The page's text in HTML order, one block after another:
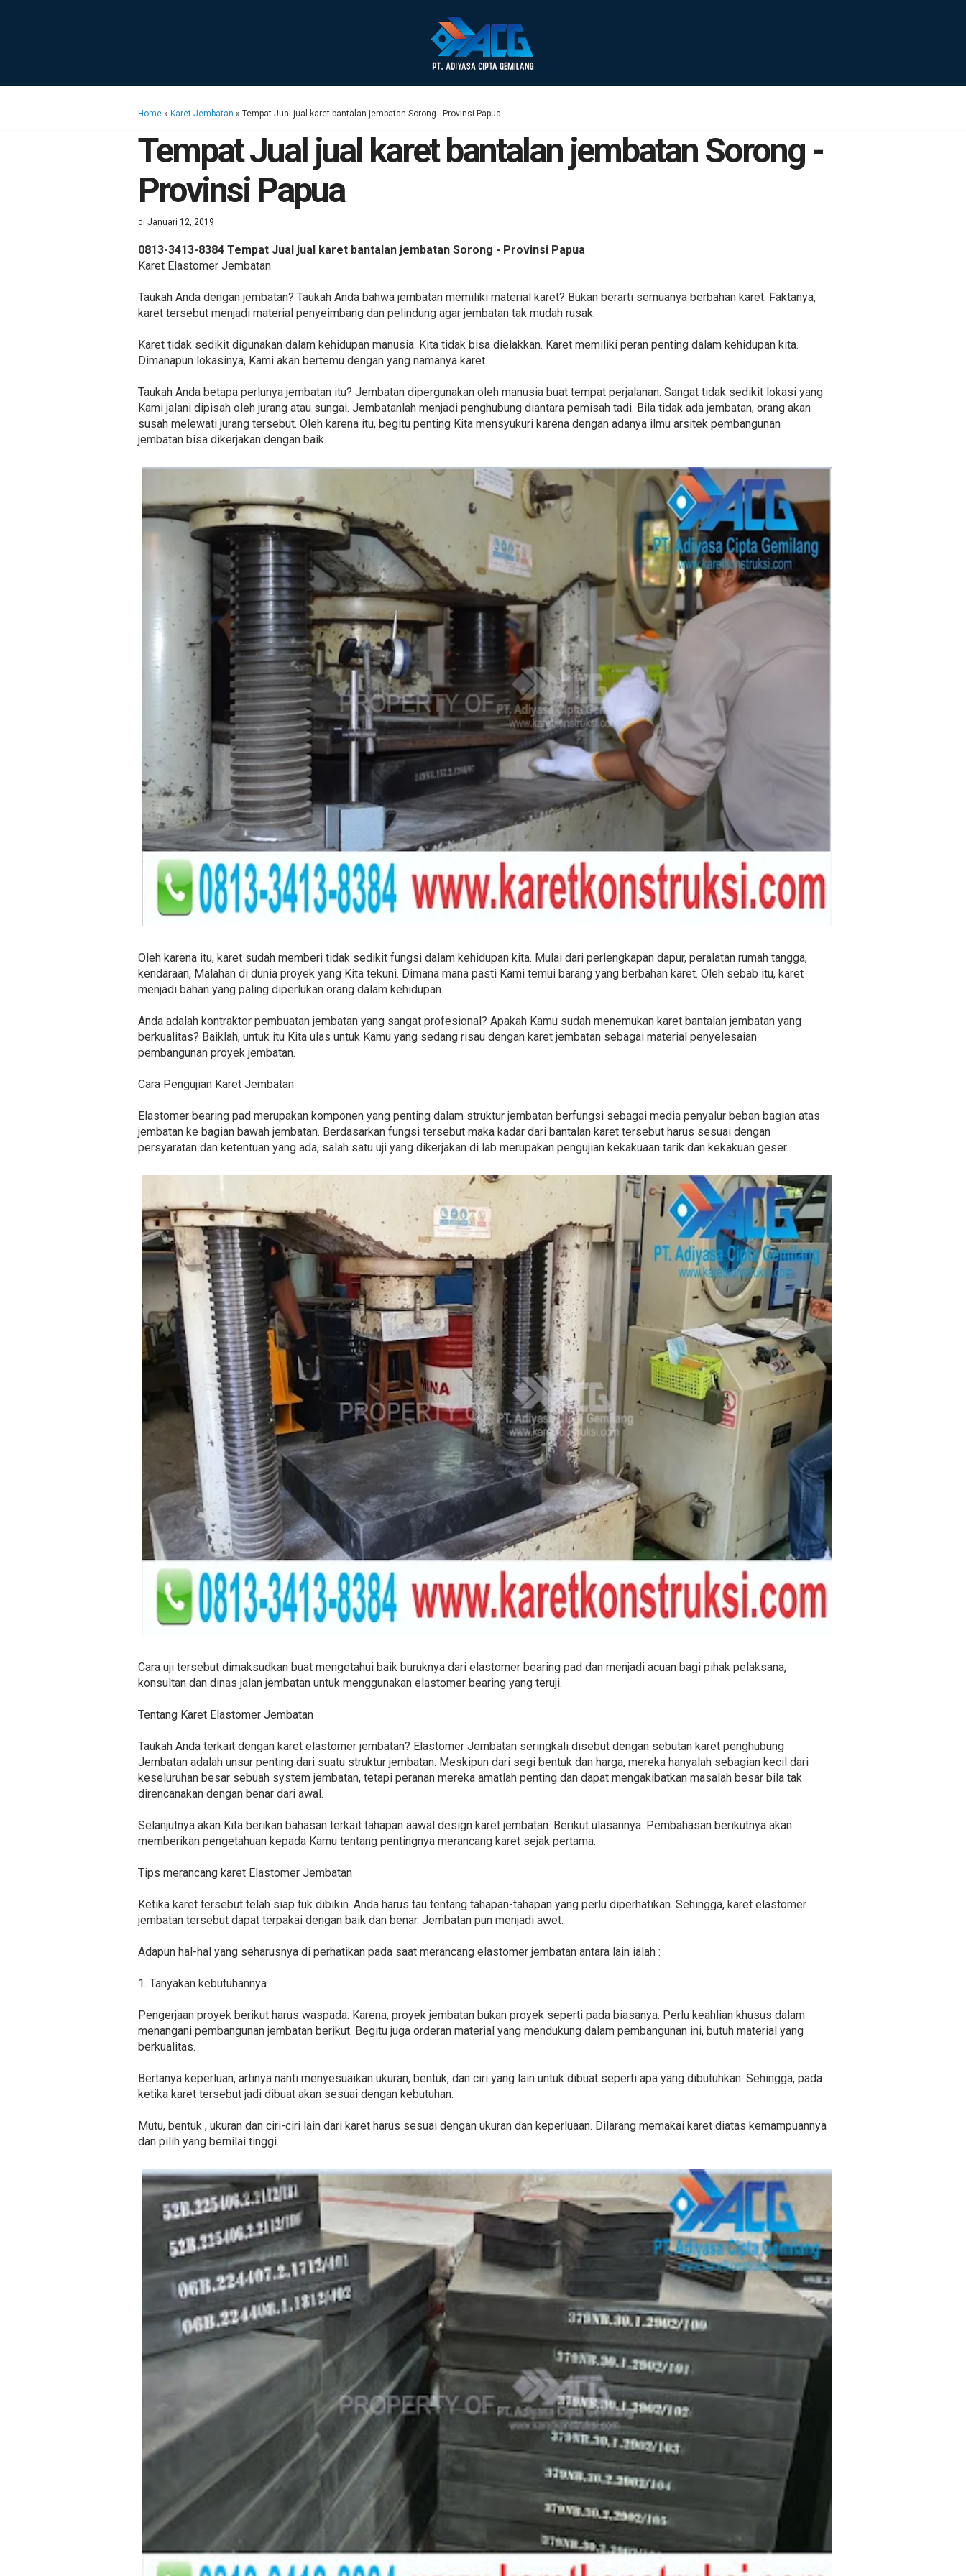
Home » Karet Jembatan » Tempat Jual jual karet bantalan jembatan Sorong - Provinsi Papua
Tempat Jual jual karet bantalan jembatan Sorong -
Provinsi Papua
di Januari 12, 2019
0813-3413-8384 Tempat Jual jual karet bantalan jembatan Sorong - Provinsi Papua
Karet Elastomer Jembatan
Taukah Anda dengan jembatan? Taukah Anda bahwa jembatan memiliki material karet? Bukan berarti semuanya berbahan karet. Faktanya,
karet tersebut menjadi material penyeimbang dan pelindung agar jembatan tak mudah rusak.
Karet tidak sedikit digunakan dalam kehidupan manusia. Kita tidak bisa dielakkan. Karet memiliki peran penting dalam kehidupan kita.
Dimanapun lokasinya, Kami akan bertemu dengan yang namanya karet.
Taukah Anda betapa perlunya jembatan itu? Jembatan dipergunakan oleh manusia buat tempat perjalanan. Sangat tidak sedikit lokasi yang
Kami jalani dipisah oleh jurang atau sungai. Jembatanlah menjadi penghubung diantara pemisah tadi. Bila tidak ada jembatan, orang akan
susah melewati jurang tersebut. Oleh karena itu, begitu penting Kita mensyukuri karena dengan adanya ilmu arsitek pembangunan
jembatan bisa dikerjakan dengan baik.
Oleh karena itu, karet sudah memberi tidak sedikit fungsi dalam kehidupan kita. Mulai dari perlengkapan dapur, peralatan rumah tangga,
kendaraan, Malahan di dunia proyek yang Kita tekuni. Dimana mana pasti Kami temui barang yang berbahan karet. Oleh sebab itu, karet
menjadi bahan yang paling diperlukan orang dalam kehidupan.
Anda adalah kontraktor pembuatan jembatan yang sangat profesional? Apakah Kamu sudah menemukan karet bantalan jembatan yang
berkualitas? Baiklah, untuk itu Kita ulas untuk Kamu yang sedang risau dengan karet jembatan sebagai material penyelesaian
pembangunan proyek jembatan.
Cara Pengujian Karet Jembatan
Elastomer bearing pad merupakan komponen yang penting dalam struktur jembatan berfungsi sebagai media penyalur beban bagian atas
jembatan ke bagian bawah jembatan. Berdasarkan fungsi tersebut maka kadar dari bantalan karet tersebut harus sesuai dengan
persyaratan dan ketentuan yang ada, salah satu uji yang dikerjakan di lab merupakan pengujian kekakuaan tarik dan kekakuan geser.
Cara uji tersebut dimaksudkan buat mengetahui baik buruknya dari elastomer bearing pad dan menjadi acuan bagi pihak pelaksana,
konsultan dan dinas jalan jembatan untuk menggunakan elastomer bearing yang teruji.
Tentang Karet Elastomer Jembatan
Taukah Anda terkait dengan karet elastomer jembatan? Elastomer Jembatan seringkali disebut dengan sebutan karet penghubung
Jembatan adalah unsur penting dari suatu struktur jembatan. Meskipun dari segi bentuk dan harga, mereka hanyalah sebagian kecil dari
keseluruhan besar sebuah system jembatan, tetapi peranan mereka amatlah penting dan dapat mengakibatkan masalah besar bila tak
direncanakan dengan benar dari awal.
Selanjutnya akan Kita berikan bahasan terkait tahapan aawal design karet jembatan. Berikut ulasannya. Pembahasan berikutnya akan
memberikan pengetahuan kepada Kamu tentang pentingnya merancang karet sejak pertama.
Tips merancang karet Elastomer Jembatan
Ketika karet tersebut telah siap tuk dibikin. Anda harus tau tentang tahapan-tahapan yang perlu diperhatikan. Sehingga, karet elastomer
jembatan tersebut dapat terpakai dengan baik dan benar. Jembatan pun menjadi awet.
Adapun hal-hal yang seharusnya di perhatikan pada saat merancang elastomer jembatan antara lain ialah :
1. Tanyakan kebutuhannya
Pengerjaan proyek berikut harus waspada. Karena, proyek jembatan bukan proyek seperti pada biasanya. Perlu keahlian khusus dalam
menangani pembangunan jembatan berikut. Begitu juga orderan material yang mendukung dalam pembangunan ini, butuh material yang
berkualitas.
Bertanya keperluan, artinya nanti menyesuaikan ukuran, bentuk, dan ciri yang lain untuk dibuat seperti apa yang dibutuhkan. Sehingga, pada
ketika karet tersebut jadi dibuat akan sesuai dengan kebutuhan.
Mutu, bentuk , ukuran dan ciri-ciri lain dari karet harus sesuai dengan ukuran dan keperluaan. Dilarang memakai karet diatas kemampuannya
dan pilih yang bernilai tinggi.